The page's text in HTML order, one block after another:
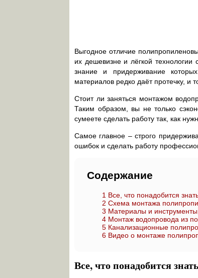
Выгодное отличие
их дешевизне и лёгкой технологии
знание и придерживание
материалов редко даёт протечку, и
Стоит ли заняться монтажом
Таким образом, вы не только
сумеете сделать работу так, как
Самое главное – строго
ошибок и сделать работу
Содержание
1 Все, что понадобится
2 Схема монтажа
3 Материалы и
4 Монтаж водопровода из
5 Канализационные
6 Видео о монтаже
Все, что понадобится